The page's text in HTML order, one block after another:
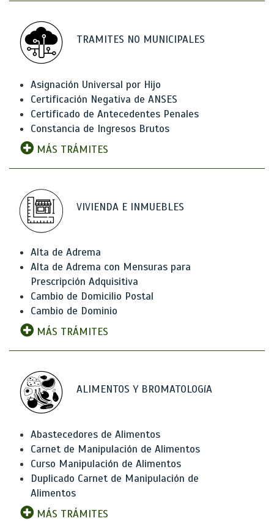
TRAMITES NO MUNICIPALES
Asignación Universal por Hijo
Certificación Negativa de ANSES
Certificado de Antecedentes Penales
Constancia de Ingresos Brutos
MÁS TRÁMITES
VIVIENDA E INMUEBLES
Alta de Adrema
Alta de Adrema con Mensuras para
Prescripción Adquisitiva
Cambio de Domicilio Postal
Cambio de Dominio
MÁS TRÁMITES
ALIMENTOS Y BROMATOLOGíA
Abastecedores de Alimentos
Carnet de Manipulación de Alimentos
Curso Manipulación de Alimentos
Duplicado Carnet de Manipulación de
Alimentos
MÁS TRÁMITES